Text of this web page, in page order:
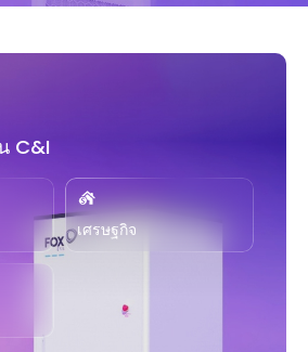
C&I
เศรษฐกิจ